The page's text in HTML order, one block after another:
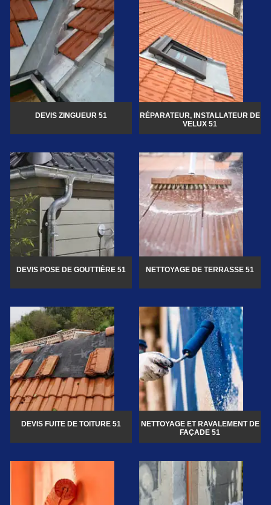
DEVIS ZINGUEUR 51
RÉPARATEUR, INSTALLATEUR DE
VELUX 51
DEVIS POSE DE GOUTTIÈRE 51 NETTOYAGE DE TERRASSE 51
DEVIS FUITE DE TOITURE 51
NETTOYAGE ET RAVALEMENT DE
FAÇADE 51